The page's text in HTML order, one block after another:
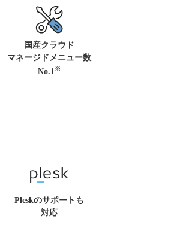
国産クラウド
マネージドメニュー数
No.1 ※
Pleskのサポートも
対応